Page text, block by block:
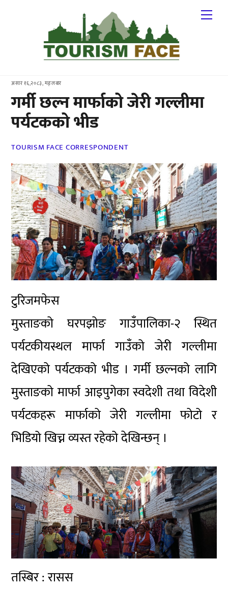
असार १६,२०८३, मङ्लबार
गर्मी छल्न मार्फाको जेरी गल्लीमा
पर्यटकको भीड
TOURISM FACE CORRESPONDENT
टुरिजमफेस
मुस्ताङको घरपझोङ गाउँपालिका-२ स्थित
पर्यटकीयस्थल मार्फा गाउँको जेरी गल्लीमा
देखिएको पर्यटकको भीड । गर्मी छल्नको लागि
मुस्ताङको मार्फा आइपुगेका स्वदेशी तथा विदेशी
पर्यटकहरू मार्फाको जेरी गल्लीमा फोटो र
भिडियो खिच्न व्यस्त रहेको देखिन्छन् ।
तस्बिर : रासस